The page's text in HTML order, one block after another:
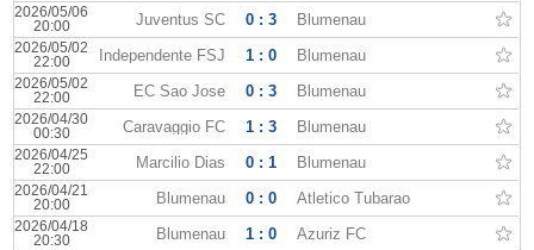
2026/05/06
20:00
Juventus SC 0 : 3 Blumenau
2026/05/02
22:00
Independente FSJ 1 : 0 Blumenau
2026/05/02
22:00
EC Sao Jose 0 : 3 Blumenau
2026/04/30
00:30
Caravaggio FC 1 : 3 Blumenau
2026/04/25
22:00
Marcilio Dias 0 : 1 Blumenau
2026/04/21
20:00
Blumenau 0 : 0 Atletico Tubarao
2026/04/18
20:30
Blumenau 1 : 0 Azuriz FC